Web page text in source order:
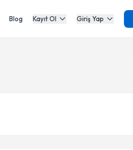
Blog Kayıt Ol Giriş Yap